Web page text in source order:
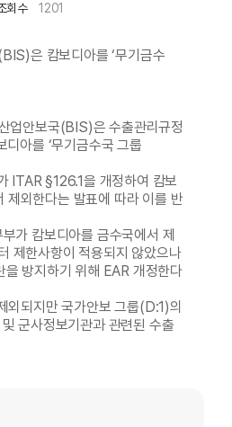
회수 1201
은 캄보디아를 ‘무기금수
업안보국(BIS)은 수출관리규정
아를 ‘무기금수국 그룹
ITAR §126.1을 개정하여 캄보
제외한다는 발표에 따라 이를 반
가 캄보디아를 금수국에서 제
제한사항이 적용되지 않았으나
방지하기 위해 EAR 개정한다
외되지만 국가안보 그룹(D:1)의
군사정보기관과 관련된 수출